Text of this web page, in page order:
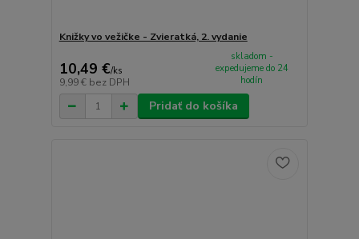
Knižky vo vežičke - Zvieratká, 2. vydanie
10,49 €/ks
9,99 € bez DPH
skladom -
expedujeme do 24
hodín
Pridať do košíka